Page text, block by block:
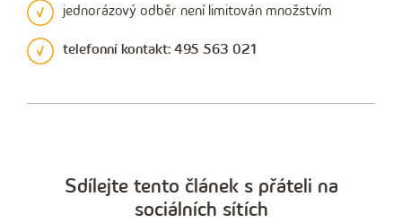
jednorázový odběr není limitován množstvím
telefonní kontakt: 495 563 021
Sdílejte tento článek s přáteli na
sociálních sítích